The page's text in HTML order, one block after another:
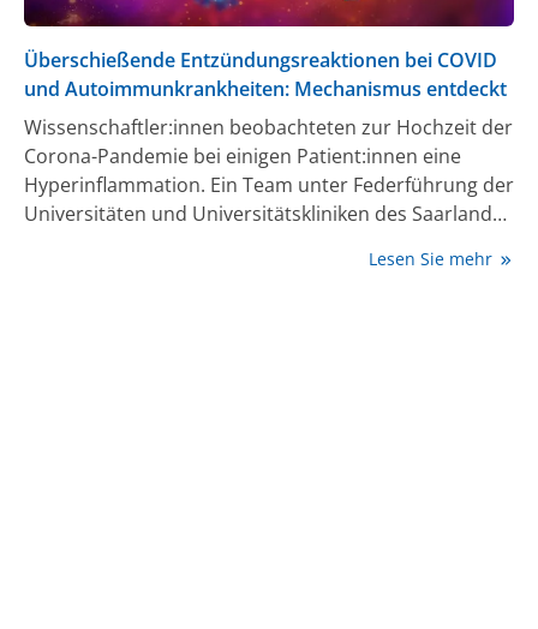
Überschießende Entzündungsreaktionen bei COVID
und Autoimmunkrankheiten: Mechanismus entdeckt
Wissenschaftler:innen beobachteten zur Hochzeit der
Corona-Pandemie bei einigen Patient:innen eine
Hyperinflammation. Ein Team unter Federführung der
Universitäten und Universitätskliniken des Saarlandes
einen möglichen Mechanismus beschrieben, der
Lesen Sie mehr